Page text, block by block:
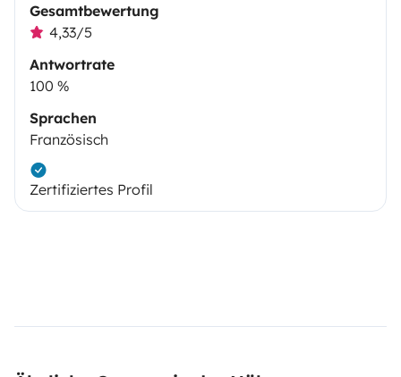
Gesamtbewertung
4,33/5
Antwortrate
100 %
Sprachen
Französisch
Zertifiziertes Profil